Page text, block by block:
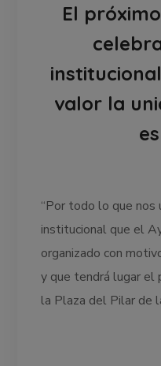
El
valor la
“Por todo lo que nos
institucional que el
organizado con
y que tendrá lugar el
la Plaza del Pilar de